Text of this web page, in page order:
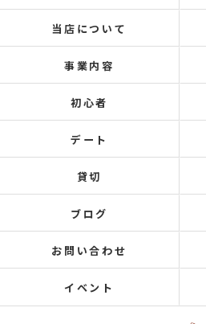
当店について
事業内容
初心者
デート
貸切
ブログ
お問い合わせ
イベント